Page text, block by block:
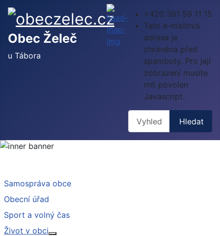
Obec Želeč
u Tábora
+420 381 59 11 15
Tato e-mailová
adresa je
chráněna před
spamboty. Pro její
zobrazení musíte
mít povolen
Javascript.
Hledat
Samospráva obce
Obecní úřad
Sport a volný čas
Život v obci